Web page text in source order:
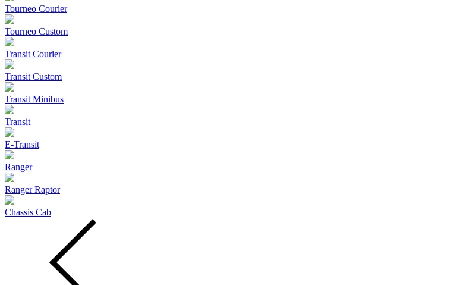
Tourneo Courier
Tourneo Custom
Transit Courier
Transit Custom
Transit Minibus
Transit
E-Transit
Ranger
Ranger Raptor
Chassis Cab